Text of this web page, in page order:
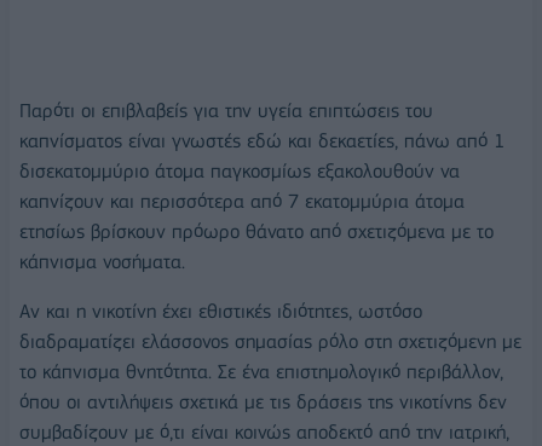
Παρότι οι επιβλαβείς για την υγεία επιπτώσεις του
καπνίσματος είναι γνωστές εδώ και δεκαετίες, πάνω από 1
δισεκατομμύριο άτομα παγκοσμίως εξακολουθούν να
καπνίζουν και περισσότερα από 7 εκατομμύρια άτομα
ετησίως βρίσκουν πρόωρο θάνατο από σχετιζόμενα με το
κάπνισμα νοσήματα.
Αν και η νικοτίνη έχει εθιστικές ιδιότητες, ωστόσο
διαδραματίζει ελάσσονος σημασίας ρόλο στη σχετιζόμενη με
το κάπνισμα θνητότητα. Σε ένα επιστημολογικό περιβάλλον,
όπου οι αντιλήψεις σχετικά με τις δράσεις της νικοτίνης δεν
συμβαδίζουν με ό,τι είναι κοινώς αποδεκτό από την ιατρική,